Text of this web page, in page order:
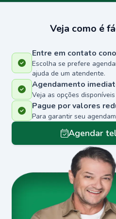
Veja como é
Entre em contato
Escolha se prefere
ajuda de um atendente.
Agendamento
Veja as opções
Pague por valores
Para garantir seu
Agendar